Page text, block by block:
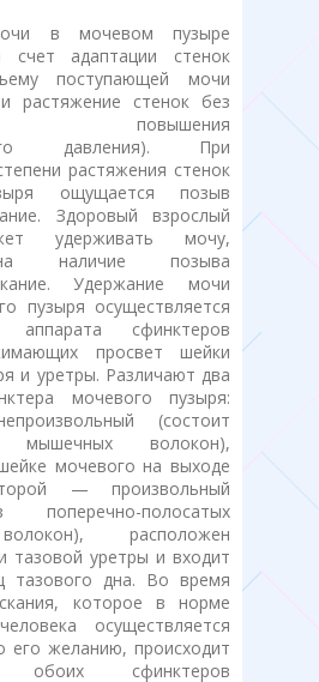
в мочевом пузыре
счет адаптации стенок
поступающей мочи
и растяжение стенок без
повышения
давления). При
растяжения стенок
ощущается позыв
Здоровый взрослый
удерживать мочу,
наличие позыва
Удержание мочи
пузыря осуществляется
сфинктеров
просвет шейки
и уретры. Различают два
мочевого пузыря:
(состоит
волокон),
мочевого на выходе
— произвольный
полосатых
расположен
тазовой уретры и входит
тазового дна. Во время
которое в норме
осуществляется
его желанию, происходит
обоих сфинктеров